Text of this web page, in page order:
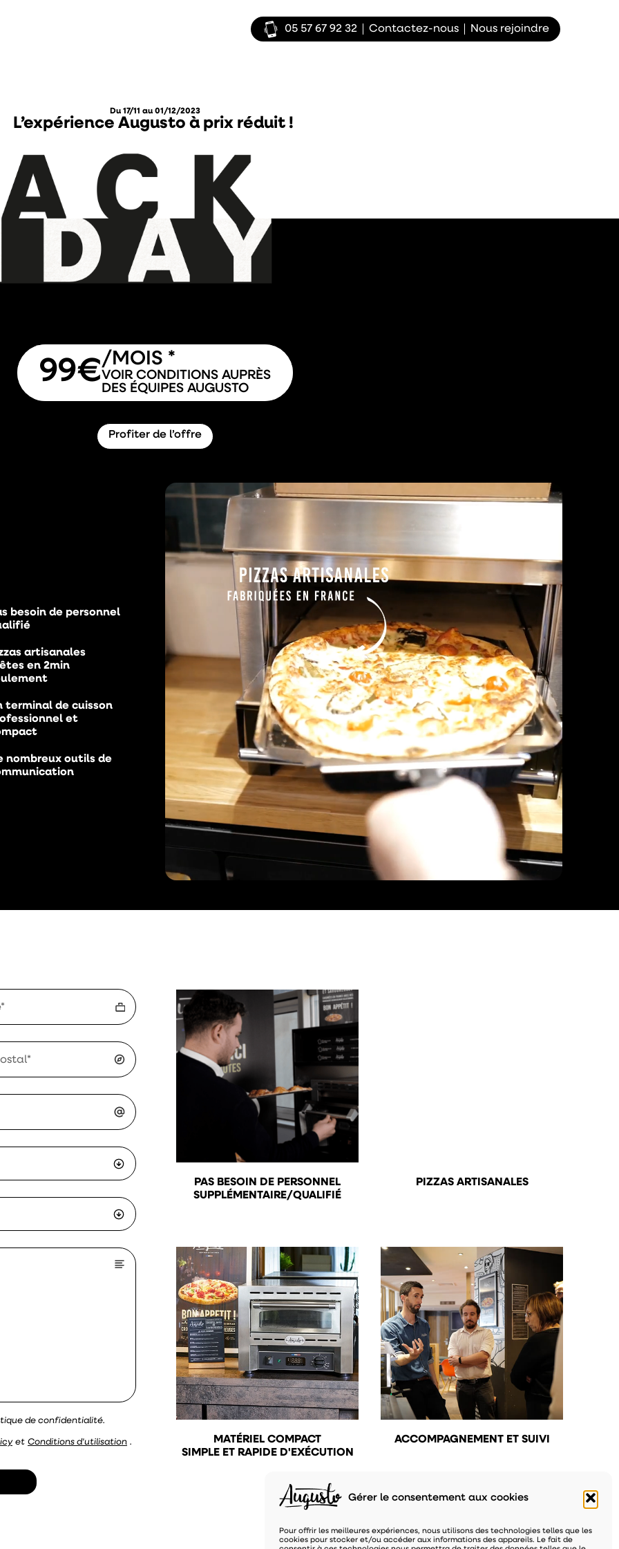
Gérer le consentement aux cookies
Pour offrir les meilleures expériences, nous utilisons des technologies telles que les
cookies pour stocker et/ou accéder aux informations des appareils. Le fait de
05 57 67 92 32 Contactez-nous Nous rejoindre
Du 17/11 au 01/12/2023
L’expérience Augusto à prix réduit !
99€/MOIS *
VOIR CONDITIONS AUPRÈS
DES ÉQUIPES AUGUSTO
Profiter de l’offre
besoin de personnel
artisanales
en 2min
terminal de cuisson
et
nombreux outils de
de confidentialité.
et Conditions d'utilisation .
PAS BESOIN DE PERSONNEL
SUPPLÉMENTAIRE/QUALIFIÉ
PIZZAS ARTISANALES
MATÉRIEL COMPACT
SIMPLE ET RAPIDE D'EXÉCUTION
ACCOMPAGNEMENT ET SUIVI